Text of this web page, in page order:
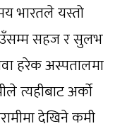
भारतले यस्तो
सहज र सुलभ
हरेक अस्पतालमा
त्यहीबाट अर्को
देखिने कमी